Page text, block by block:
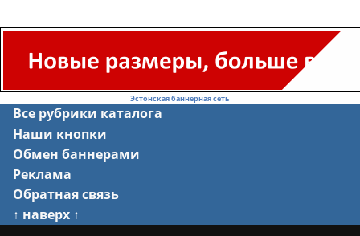
Эстонская баннерная сеть
Все рубрики каталога
Наши кнопки
Обмен баннерами
Реклама
Обратная связь
↑ наверх ↑